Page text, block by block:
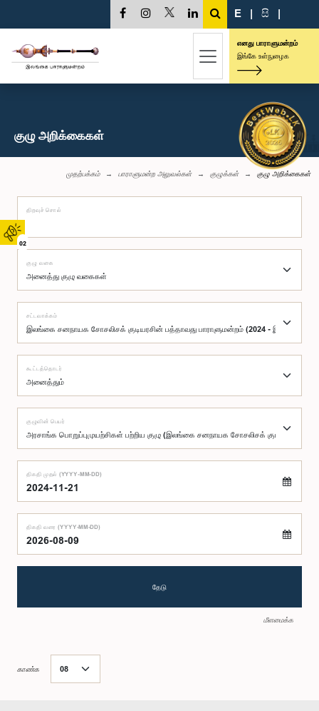
02
E | සි |
எனது பாராளுமன்றம்
இங்கே உள்நுழைக
குழு அறிக்கைகள்
முதற்பக்கம் பாராளுமன்ற அலுவல்கள் குழுக்கள் குழு அறிக்கைகள்
திறவுச் சொல்
குழு வகை
சட்டவாக்கம்
கூட்டத்தொடர்
குழுவின் பெயர்
திகதி முதல் (YYYY-MM-DD)
திகதி வரை (YYYY-MM-DD)
தேடு
மீளமைக்க
காண்க